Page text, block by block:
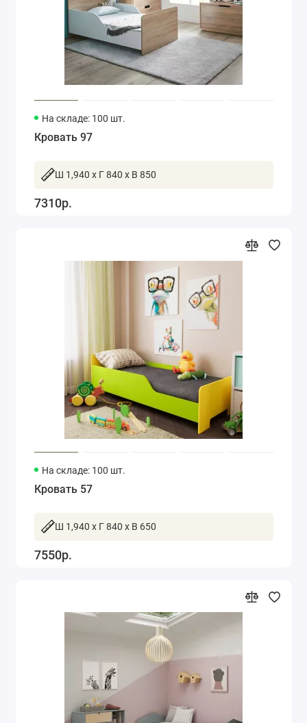
На складе: 100 шт.
Кровать 97
Ш 1,940 x Г 840 x В 850
7310р.
На складе: 100 шт.
Кровать 57
Ш 1,940 x Г 840 x В 650
7550р.